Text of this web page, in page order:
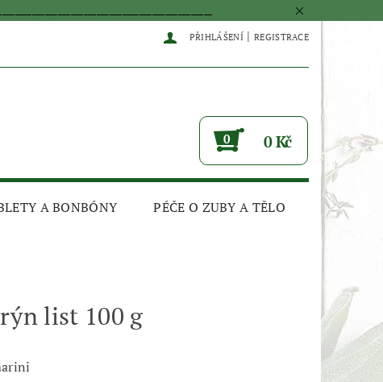
PŘIHLÁŠENÍ | REGISTRACE
0 0 Kč
A BONBÓNY PÉČE O ZUBY A TĚLO
list 100 g